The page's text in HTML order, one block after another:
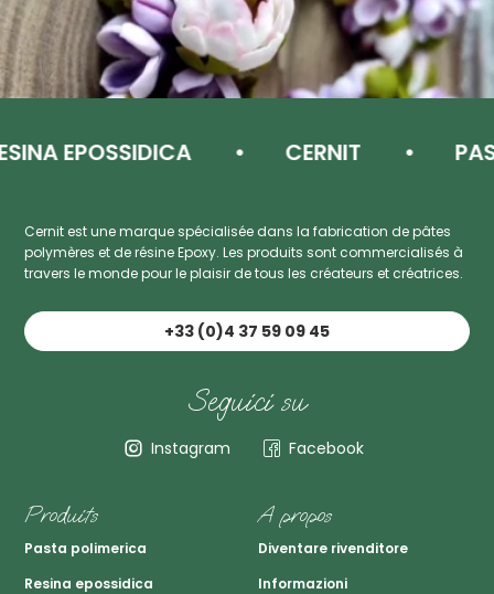
EPOSSIDICA CERNIT PASTA
Cernit est une marque spécialisée dans la fabrication de pâtes
polymères et de résine Epoxy. Les produits sont commercialisés à
travers le monde pour le plaisir de tous les créateurs et créatrices.
+33 (0)4 37 59 09 45
Seguici su
Instagram Facebook
Produits
Pasta polimerica
Resina epossidica
A propos
Diventare rivenditore
Informazioni